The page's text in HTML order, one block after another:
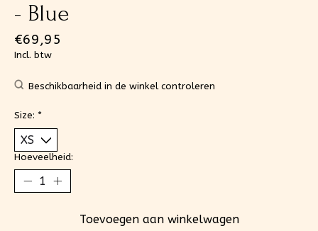
- Blue
€69,95
Incl. btw
Beschikbaarheid in de winkel controleren
Size: *
Hoeveelheid:
Toevoegen aan winkelwagen